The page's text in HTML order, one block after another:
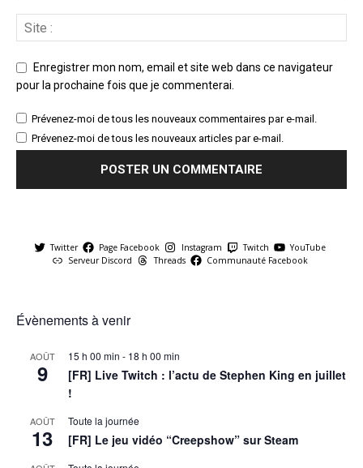
Enregistrer mon nom, email et site web dans ce navigateur
pour la prochaine fois que je commenterai.
Prévenez-moi de tous les nouveaux commentaires par e-mail.
Prévenez-moi de tous les nouveaux articles par e-mail.
Twitter Page Facebook Instagram Twitch
YouTube
Serveur Discord
Threads Communauté Facebook
Évènements à venir
AOÛT
9
15 h 00 min - 18 h 00 min
[FR] Live Twitch : l’actu de Stephen King en juillet
!
AOÛT
13
Toute la journée
[FR] Le jeu vidéo “Creepshow” sur Steam